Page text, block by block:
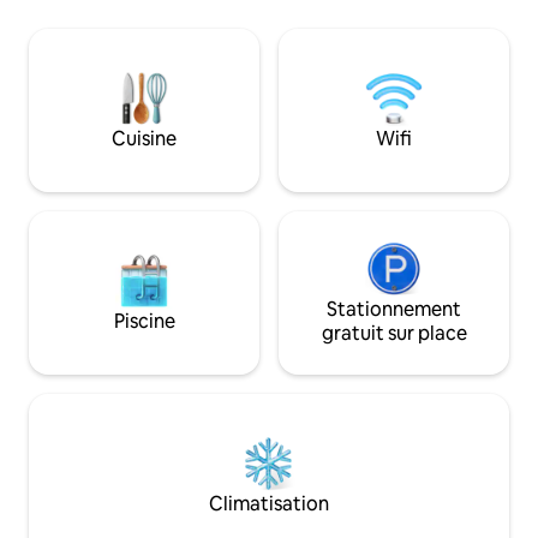
septembre/
permet) 4 étiquettes de plage fournies
de juin à
ans et plus La place de parking qui vous
mètres de la
Cuisine Wifi
Piscine
Stationnement
gratuit sur place
Climatisation